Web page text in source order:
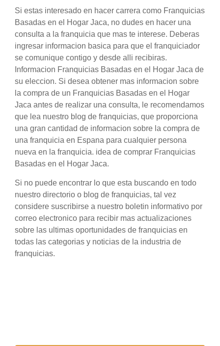
Si estas interesado en hacer carrera como Franquicias
Basadas en el Hogar Jaca, no dudes en hacer una
consulta a la franquicia que mas te interese. Deberas
ingresar informacion basica para que el franquiciador
se comunique contigo y desde alli recibiras.
Informacion Franquicias Basadas en el Hogar Jaca de
su eleccion. Si desea obtener mas informacion sobre
la compra de un Franquicias Basadas en el Hogar
Jaca antes de realizar una consulta, le recomendamos
que lea nuestro blog de franquicias, que proporciona
una gran cantidad de informacion sobre la compra de
una franquicia en Espana para cualquier persona
nueva en la franquicia. idea de comprar Franquicias
Basadas en el Hogar Jaca.
Si no puede encontrar lo que esta buscando en todo
nuestro directorio o blog de franquicias, tal vez
considere suscribirse a nuestro boletin informativo por
correo electronico para recibir mas actualizaciones
sobre las ultimas oportunidades de franquicias en
todas las categorias y noticias de la industria de
franquicias.